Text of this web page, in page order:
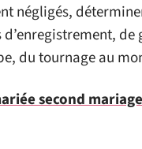
négligés,
du tournage au
second